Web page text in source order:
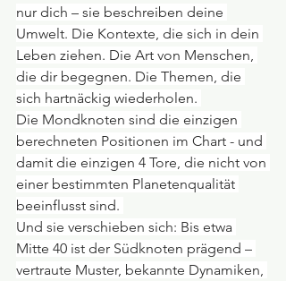
nur dich – sie beschreiben deine
Umwelt. Die Kontexte, die sich in dein
Leben ziehen. Die Art von Menschen,
die dir begegnen. Die Themen, die
sich hartnäckig wiederholen.
Die Mondknoten sind die einzigen
berechneten Positionen im Chart - und
damit die einzigen 4 Tore, die nicht von
einer bestimmten Planetenqualität
beeinflusst sind.
Und sie verschieben sich: Bis etwa
Mitte 40 ist der Südknoten prägend –
vertraute Muster, bekannte Dynamiken,